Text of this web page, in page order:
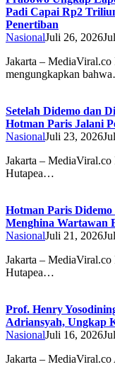
Padi Capai Rp2
Penertiban
NasionalJuli 26, 2026
Jakarta – MediaViral.co
mengungkapkan
Setelah Didemo dan
Hotman Paris Jalani
NasionalJuli 23, 2026
Jakarta – MediaViral.co
Hutapea…
Hotman Paris
Menghina Wartawan
NasionalJuli 21, 2026
Jakarta – MediaViral.co
Hutapea…
Prof. Henry
Adriansyah, Ungkap
NasionalJuli 16, 2026
Jakarta –